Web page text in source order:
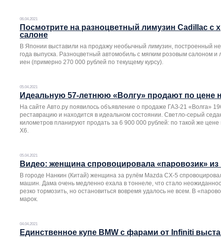
06.04.2021
Посмотрите на разноцветный лимузин Cadillac с
салоне
В Японии выставили на продажу необычный лимузин, построенный
года выпуска. Разноцветный автомобиль с мягким розовым салоном
иен (примерно 270 000 рублей по текущему курсу).
05.04.2021
Идеальную 57-летнюю «Волгу» продают по цене
На сайте Авто.ру появилось объявление о продаже ГАЗ-21 «Волга»
реставрацию и находится в идеальном состоянии. Светло-серый
километров планируют продать за 6 900 000 рублей: по такой же
X6.
05.04.2021
Видео: женщина спровоцировала «паровозик»
В городе Нанкин (Китай) женщина за рулём Mazda CX-5
машин. Дама очень медленно ехала в тоннеле, что стало
резко тормозить, но остановиться вовремя удалось не всем. В
марок.
04.04.2021
Единственное купе BMW с фарами от Infiniti